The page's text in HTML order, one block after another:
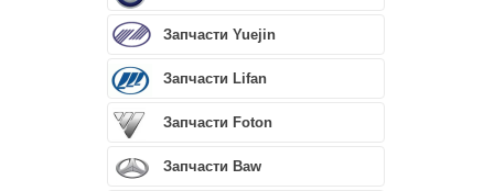
Запчасти Yuejin
Запчасти Lifan
Запчасти Foton
Запчасти Baw